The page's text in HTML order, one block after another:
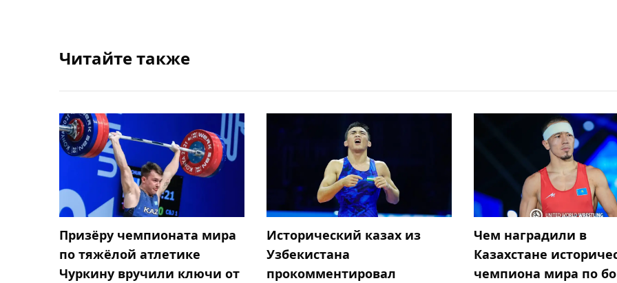
Читайте также
Призёру чемпионата мира
по тяжёлой атлетике
Чуркину вручили ключи от
Исторический казах из
Узбекистана
прокомментировал
Чем наградили в
Казахстане
чемпиона мира по